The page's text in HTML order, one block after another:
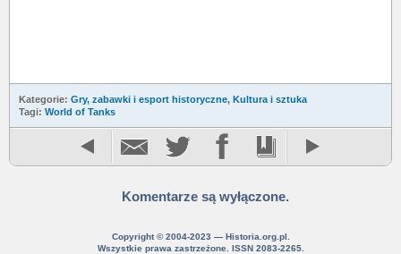
Kategorie: Gry, zabawki i esport historyczne, Kultura i sztuka
Tagi: World of Tanks
Komentarze są wyłączone.
Copyright © 2004-2023 — Historia.org.pl.
Wszystkie prawa zastrzeżone. ISSN 2083-2265.